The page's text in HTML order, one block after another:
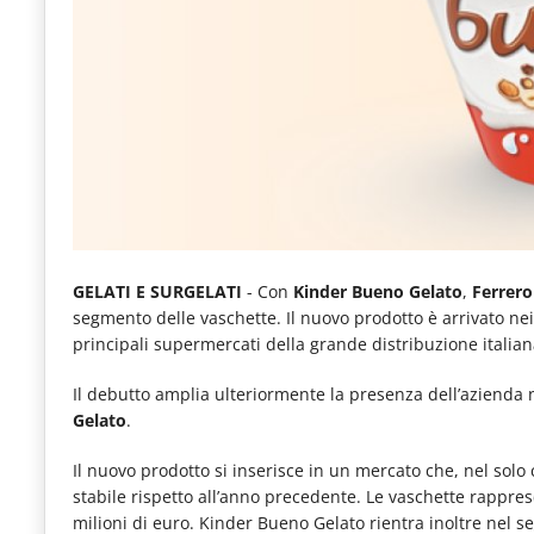
dei
consumi
fuoricasa,
Food
e
tutte
GELATI E SURGELATI - Con Kinder Bueno Gelato, Ferrero
segmento delle vaschette. Il nuovo prodotto è arrivato
principali supermercati della grande distribuzione
Il debutto amplia ulteriormente la presenza
Gelato.
Il nuovo prodotto si inserisce in un mercato che, nel
stabile rispetto all’anno precedente. Le vaschette
milioni di euro. Kinder Bueno Gelato rientra inoltre nel